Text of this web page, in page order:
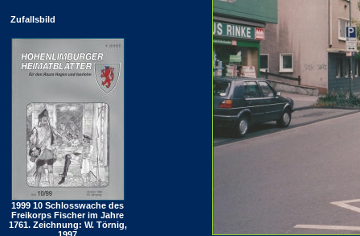
Zufallsbild
1999 10 Schlosswache des
Freikorps Fischer im Jahre
1761. Zeichnung: W. Törnig,